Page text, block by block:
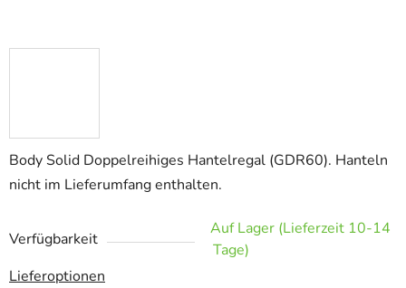
Body Solid Doppelreihiges Hantelregal (GDR60). Hanteln
nicht im Lieferumfang enthalten.
Verfügbarkeit
Auf Lager (Lieferzeit 10-14
Tage)
Lieferoptionen